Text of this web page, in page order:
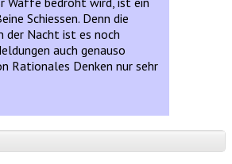
Schiessen. Denn die
der Nacht ist es noch
auch genauso
Rationales Denken nur sehr